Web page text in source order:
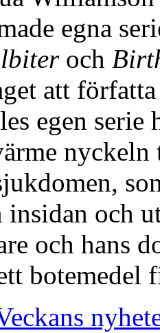
egna
och
att
egen
insidan och
och hans
botemedel